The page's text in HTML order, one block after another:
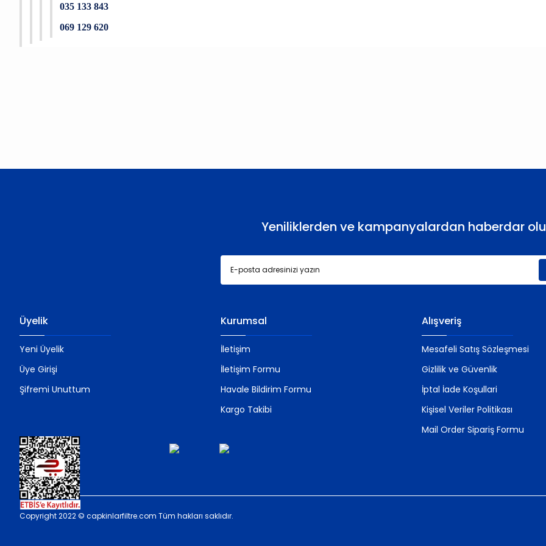
035 133 843
069 129 620
Ürün bilgilerinde hatalar bulunuyor.
Gönder
Yeniliklerden ve kampanyalardan haberdar
Üyelik
Yeni Üyelik
Üye Girişi
Şifremi Unuttum
Kurumsal
İletişim
İletişim Formu
Havale Bildirim Formu
Kargo Takibi
Alışveriş
Mesafeli Satış Sözleşmesi
Gizlilik ve Güvenlik
İptal İade Koşullari
Kişisel Veriler Politikası
Mail Order Sipariş Formu
Copyright 2022 © capkinlarfiltre.com Tüm hakları saklıdır.